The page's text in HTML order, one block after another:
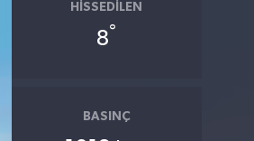
HISSEDILEN
8°
BASINÇ